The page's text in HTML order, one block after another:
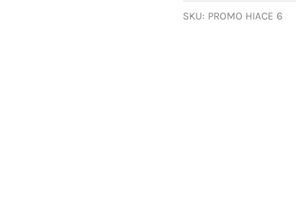
SKU: PROMO HIACE 6